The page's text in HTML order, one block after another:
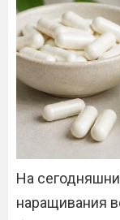
На
наращивания